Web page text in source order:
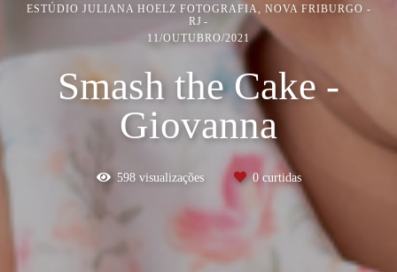
ESTÚDIO JULIANA HOELZ FOTOGRAFIA, NOVA FRIBURGO -
RJ
11/OUTUBRO/2021
Smash the Cake -
Giovanna
598visualizações 0curtidas